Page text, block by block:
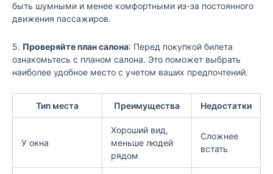
быть шумными и менее комфортными из-за постоянного
движения пассажиров.
5. Проверяйте план салона: Перед покупкой билета
ознакомьтесь с планом салона. Это поможет выбрать
наиболее удобное место с учетом ваших предпочтений.
Тип места Преимущества Недостатки
У окна
Хороший вид,
меньше людей
рядом
Сложнее
встать